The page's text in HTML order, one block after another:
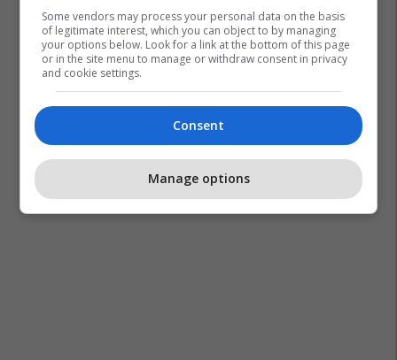
Some vendors may process your personal data on the basis
of legitimate interest, which you can object to by managing
your options below. Look for a link at the bottom of this page
or in the site menu to manage or withdraw consent in privacy
and cookie settings.
Consent
Manage options